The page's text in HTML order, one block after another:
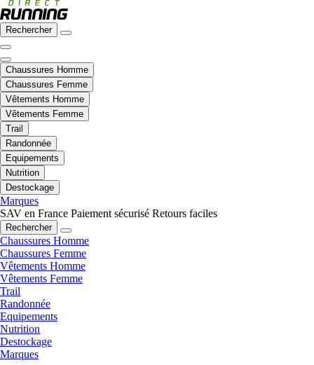
Rechercher
Chaussures Homme
Chaussures Femme
Vêtements Homme
Vêtements Femme
Trail
Randonnée
Equipements
Nutrition
Destockage
Marques
SAV en France Paiement sécurisé Retours faciles
Rechercher
Chaussures Homme
Chaussures Femme
Vêtements Homme
Vêtements Femme
Trail
Randonnée
Equipements
Nutrition
Destockage
Marques